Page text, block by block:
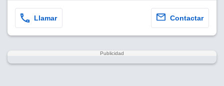
Llamar Contactar